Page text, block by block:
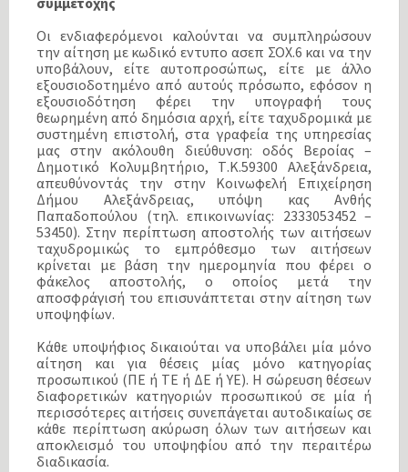
Οι ενδιαφερόμενοι καλούνται να συμπληρώσουν
την αίτηση με κωδικό εντυπο ασεπ ΣΟΧ.6 και να την
υποβάλουν, είτε αυτοπροσώπως, είτε με άλλο
εξουσιοδοτημένο από αυτούς πρόσωπο, εφόσον η
εξουσιοδότηση φέρει την υπογραφή τους
θεωρημένη από δημόσια αρχή, είτε ταχυδρομικά με
συστημένη επιστολή, στα γραφεία της υπηρεσίας
μας στην ακόλουθη διεύθυνση: οδός Βεροίας –
Δημοτικό Κολυμβητήριο, Τ.Κ.59300 Αλεξάνδρεια,
απευθύνοντάς την στην Κοινωφελή Επιχείρηση
Δήμου Αλεξάνδρειας, υπόψη κας Ανθής
Παπαδοπούλου (τηλ. επικοινωνίας: 2333053452 –
53450). Στην περίπτωση αποστολής των αιτήσεων
ταχυδρομικώς το εμπρόθεσμο των αιτήσεων
κρίνεται με βάση την ημερομηνία που φέρει ο
φάκελος αποστολής, ο οποίος μετά την
αποσφράγισή του επισυνάπτεται στην αίτηση των
υποψηφίων.
Κάθε υποψήφιος δικαιούται να υποβάλει μία μόνο
αίτηση και για θέσεις μίας μόνο κατηγορίας
προσωπικού (ΠΕ ή ΤΕ ή ΔΕ ή ΥΕ). Η σώρευση θέσεων
διαφορετικών κατηγοριών προσωπικού σε μία ή
περισσότερες αιτήσεις συνεπάγεται αυτοδικαίως σε
κάθε περίπτωση ακύρωση όλων των αιτήσεων και
αποκλεισμό του υποψηφίου από την περαιτέρω
διαδικασία.